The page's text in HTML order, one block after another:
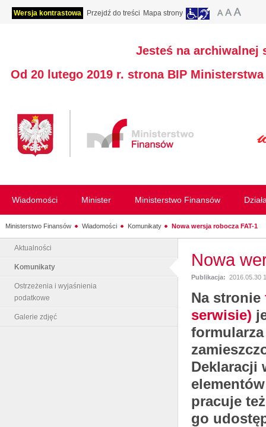
Wersja kontrastowa Przejdź do treści Mapa strony
Jesteś na archiwalnej
Od 20 lutego 2019 r. strona BIP
Wiadomości Minister Ministerstwo Finansów
Ministerstwo Finansów Wiadomości Komunikaty Nowa wersja robocza FAT-1
Aktualności
Komunikaty
Ostrzeżenia i wyjaśnienia
podatkowe
Galerie zdjęć
Nowa
Publikacja: 2016.05.30
Na stronie
serwisie)
Deklaracji
pracuje
go